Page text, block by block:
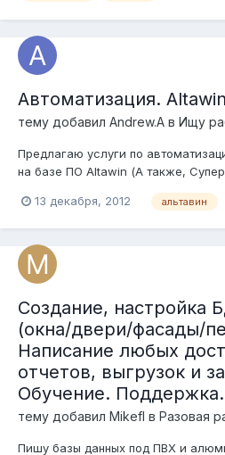
Автоматизация.
тему добавил Andrew.A в Ищу
Предлагаю услуги по
на базе ПО Altawin (А также,
автоматических линиях, станках
года, на крупном предпри...
13 декабря, 2012 альтавин
Создание, настройка
(окна/двери/фасады/
Написание любых
отчетов, выгрузок и
Обучение. Поддержка.
тему добавил Mikefl в Разовая
Пишу базы данных под ПВХ и